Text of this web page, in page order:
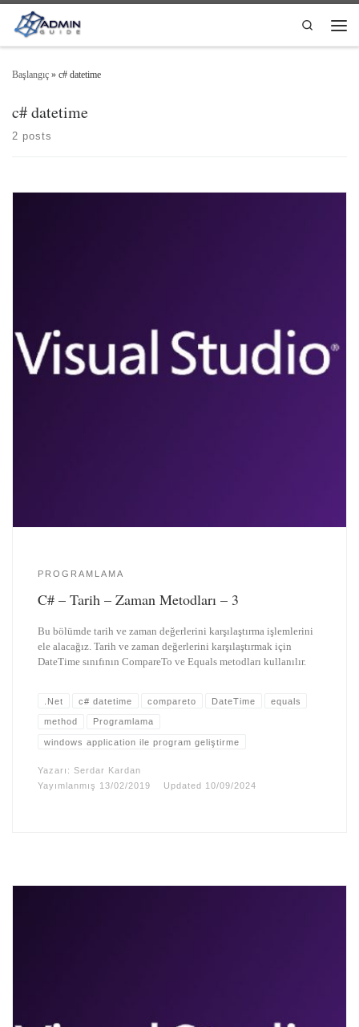
Skip to content
Search
Başlangıç » c# datetime
c# datetime
2 posts
PROGRAMLAMA
C# – Tarih – Zaman Metodları – 3
Bu bölümde tarih ve zaman değerlerini karşılaştırma işlemlerini
ele alacağız. Tarih ve zaman değerlerini karşılaştırmak için
DateTime sınıfının CompareTo ve Equals metodları kullanılır.
.Net c# datetime compareto DateTime equals
method Programlama
windows application ile program geliştirme
Yazarı:Serdar Kardan
Yayımlanmış 13/02/2019 Updated 10/09/2024